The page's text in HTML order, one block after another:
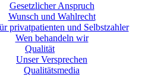
Gesetzlicher Anspruch
Wunsch und Wahlrecht
privatpatienten und Selbstzahler
Wen behandeln wir
Qualität
Unser Versprechen
Qualitätsmedia